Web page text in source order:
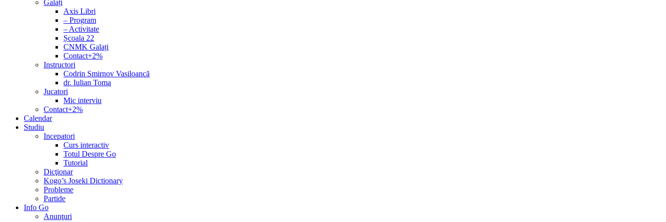
Galați
Axis Libri
– Program
– Activitate
Școala 22
CNMK Galați
Contact+2%
Instructori
Codrin Smirnov Vasiloancă
dr. Iulian Toma
Jucatori
Mic interviu
Contact+2%
Calendar
Studiu
Incepatori
Curs interactiv
Totul Despre Go
Tutorial
Dicţionar
Kogo’s Joseki Dictionary
Probleme
Partide
Info Go
Anunţuri